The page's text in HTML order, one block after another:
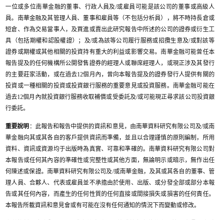
一位或多位南華金融的董事、行政人員及/或雇員可能是該公司的董事或高級人
員。南華金融及其管理人員、董事和雇員等（不包括分析員），將不時持長倉或
短倉、作為交易當事人，及買進或賣出此研究報告中所述的公司的證券或衍生工
具（包括期權和認股權證）；及/或為該等公司履行服務或招攬生意及/或對該等
證券或期權或其他相關的投資持有重大的利益或影響交易。南華金融可能曾任本
報告提及的任何機構所公開發售證券的經理人或聯席經理人，或現正涉及其發行
的主要莊家活動，或在過去12個月內，曾向本報告提及的證券發行人提供有關的
投資或一種相關的投資或投資銀行服務的重要意見或投資服務。南華金融可能在
過去12個月內就投資銀行服務收取補償或受委託及/或可能現正尋求該公司投資銀
行委託。
重要說明 ：此報告和報告中提供的資訊和意見，由南華資料研究有限公司及/或南
華金融向其或其各自的客戶提供資訊而準備，並且以合理謹慎的原則編制，所用
資料、資訊或資源均于出版時為真實、可靠和準確的。南華資料研究有限公司對
本報告或任何其內容的準確性或完整性或其他方面，無論明示或暗示，無作出任
何陳述或保證。南華資料研究有限公司及/或南華金融，及其或其各自的董事、管
理人員、合夥人、代表或雇員並不承擔由於使用、出版、或分發全部或部分本報
告或其任何內容，而產生的任何性質的任何直接或間接損失或損害的任何責任。
本報告所載資訊和意見會或有可能在沒有任何通知的情況下而變動或修改。